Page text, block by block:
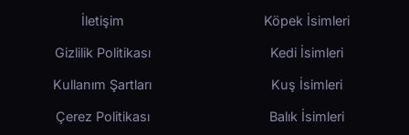
İletişim
Gizlilik Politikası
Kullanım Şartları
Çerez Politikası
Köpek İsimleri
Kedi İsimleri
Kuş İsimleri
Balık İsimleri